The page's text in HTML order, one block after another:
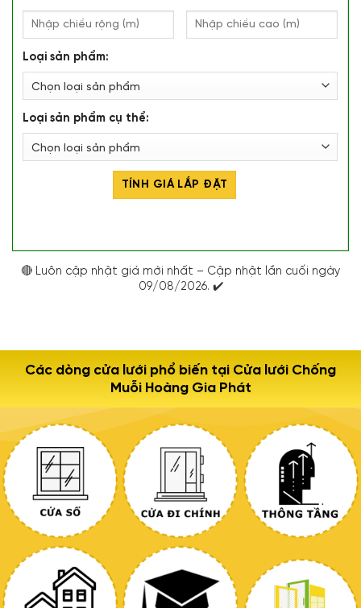
Loại sản phẩm:
Loại sản phẩm cụ thể:
TÍNH GIÁ LẮP ĐẶT
🔴 Luôn cập nhật giá mới nhất – Cập nhật lần cuối ngày
09/08/2026. ✔️
Các dòng cửa lưới phổ biến tại Cửa lưới Chống
Muỗi Hoàng Gia Phát